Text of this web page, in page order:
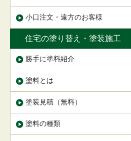
小口注文・遠方のお客様
住宅の塗り替え・塗装施工
勝手に塗料紹介
塗料とは
塗装見積（無料）
塗料の種類